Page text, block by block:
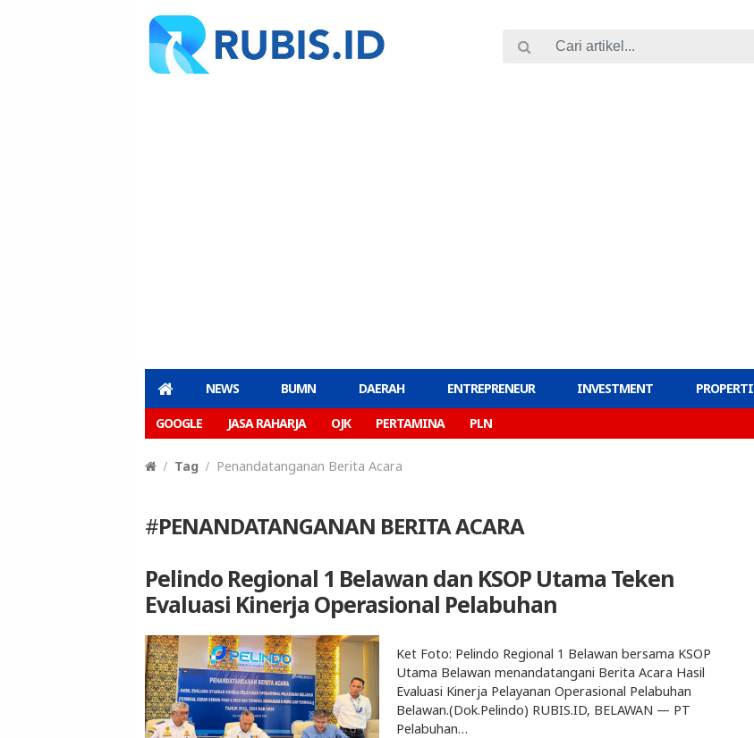
NEWS BUMN DAERAH ENTREPRENEUR INVESTMENT PROPERTI
GOOGLE JASA RAHARJA OJK PERTAMINA PLN
Tag Penandatanganan Berita Acara
#PENANDATANGANAN BERITA ACARA
Pelindo Regional 1 Belawan dan KSOP Utama Teken
Evaluasi Kinerja Operasional Pelabuhan
Ket Foto: Pelindo Regional 1 Belawan bersama KSOP
Utama Belawan menandatangani Berita Acara Hasil
Evaluasi Kinerja Pelayanan Operasional Pelabuhan
Belawan.(Dok.Pelindo) RUBIS.ID, BELAWAN — PT
Pelabuhan…